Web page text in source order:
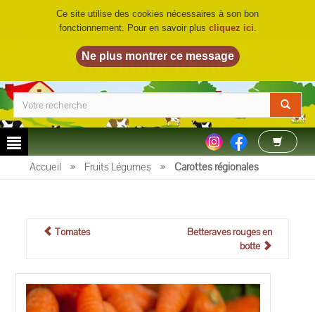
LA FERME DU BIO©
Accueil » Fruits Légumes » Carottes régionales
Tomates
Betteraves rouges en
botte
Ce site utilise des cookies nécessaires à son bon
fonctionnement. Pour en savoir plus cliquez ici.